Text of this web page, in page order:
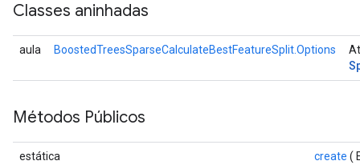
Classes aninhadas
aula BoostedTreesSparseCalculateBestFeatureSplit.Options
Métodos Públicos
estática
create (